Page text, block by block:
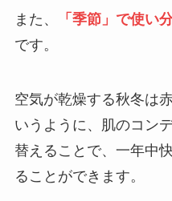
また、 「季節」で使い
です。
空気が乾燥する秋冬は
いうように、肌のコン
替えることで、一年中
ることができます。